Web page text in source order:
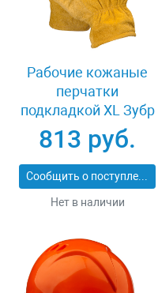
Рабочие кожаные
перчатки
подкладкой XL Зубр
МАСТЕР 1135-XL
813 руб.
Сообщить о поступлении
Нет в наличии